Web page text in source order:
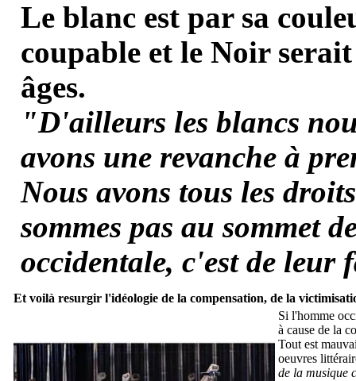
Le blanc est par sa
coupable et le Noir
âges.
"D'ailleurs les blancs
avons une revanche à
Nous avons tous les
sommes pas au sommet
occidentale, c'est de leur
Et voilà resurgir l'idéologie de la compensation, de la
Si l'homme
à cause de la
Tout est
oeuvres
de la musique